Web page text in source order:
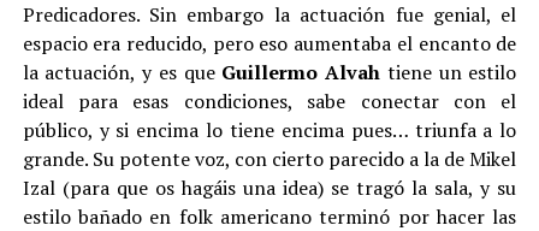
Predicadores. Sin embargo la actuación fue genial, el
espacio era reducido, pero eso aumentaba el encanto de
la actuación, y es que Guillermo Alvah tiene un estilo
ideal para esas condiciones, sabe conectar con el
público, y si encima lo tiene encima pues… triunfa a lo
grande. Su potente voz, con cierto parecido a la de Mikel
Izal (para que os hagáis una idea) se tragó la sala, y su
estilo bañado en folk americano terminó por hacer las